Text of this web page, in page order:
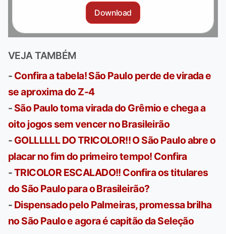
Download
VEJA TAMBÉM
- Confira a tabela! São Paulo perde de virada e
se aproxima do Z-4
- São Paulo toma virada do Grêmio e chega a
oito jogos sem vencer no Brasileirão
- GOLLLLLL DO TRICOLOR!! O São Paulo abre o
placar no fim do primeiro tempo! Confira
-TRICOLOR ESCALADO!! Confira os titulares
do São Paulo para o Brasileirão?
- Dispensado pelo Palmeiras, promessa brilha
no São Paulo e agora é capitão da Seleção